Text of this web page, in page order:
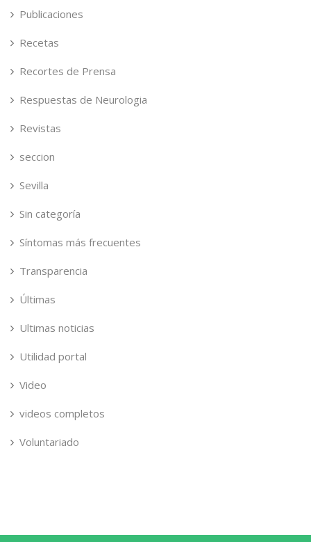
Publicaciones
Recetas
Recortes de Prensa
Respuestas de Neurologia
Revistas
seccion
Sevilla
Sin categoría
Síntomas más frecuentes
Transparencia
Últimas
Ultimas noticias
Utilidad portal
Video
videos completos
Voluntariado